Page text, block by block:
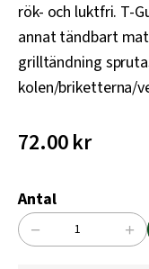
rök- och luktfri. T-
annat tändbart
grilltändning
kolen/briketterna/
72.00kr
Antal
TÄNDVÄTSKA
− +